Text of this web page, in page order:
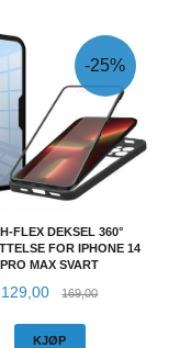
FLEX DEKSEL 360°
FOR IPHONE 14
PRO MAX SVART
Tilbud
129,00 169,00Rabatt
-25%
KJØP